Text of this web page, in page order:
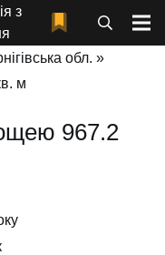
з
обл. »
м
967.2